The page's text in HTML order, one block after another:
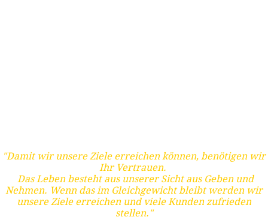
"Damit wir unsere Ziele erreichen können, benötigen wir
Ihr Vertrauen.
Das Leben besteht aus unserer Sicht aus Geben und
Nehmen. Wenn das im Gleichgewicht bleibt werden wir
unsere Ziele erreichen und viele Kunden zufrieden
stellen."